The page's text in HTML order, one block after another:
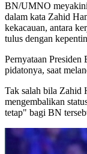
BN/UMNO
dalam kata Zahid
kekacauan, antara
tulus dengan
Pernyataan
pidatonya, saat
Tak salah bila Zahid
mengembalikan
tetap" bagi BN